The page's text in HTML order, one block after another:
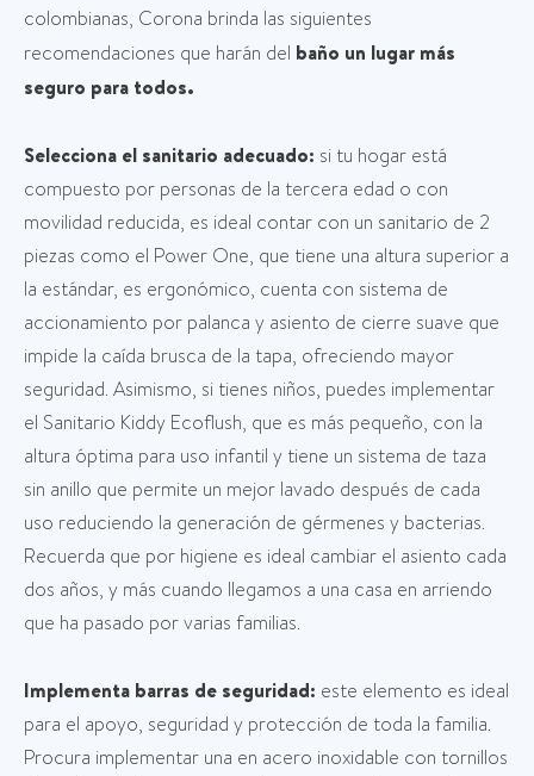
colombianas, Corona brinda las siguientes
recomendaciones que harán del baño un lugar más
seguro para todos.
Selecciona el sanitario adecuado: si tu hogar está
compuesto por personas de la tercera edad o con
movilidad reducida, es ideal contar con un sanitario de 2
piezas como el Power One, que tiene una altura superior a
la estándar, es ergonómico, cuenta con sistema de
accionamiento por palanca y asiento de cierre suave que
impide la caída brusca de la tapa, ofreciendo mayor
seguridad. Asimismo, si tienes niños, puedes implementar
el Sanitario Kiddy Ecoflush, que es más pequeño, con la
altura óptima para uso infantil y tiene un sistema de taza
sin anillo que permite un mejor lavado después de cada
uso reduciendo la generación de gérmenes y bacterias.
Recuerda que por higiene es ideal cambiar el asiento cada
dos años, y más cuando llegamos a una casa en arriendo
que ha pasado por varias familias.
Implementa barras de seguridad: este elemento es ideal
para el apoyo, seguridad y protección de toda la familia.
Procura implementar una en acero inoxidable con tornillos